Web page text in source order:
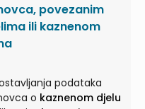
povezanim
ili kaznenom
podataka
o kaznenom djelu